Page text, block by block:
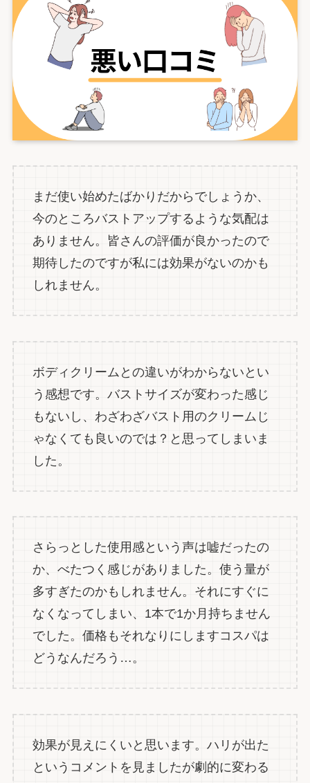
まだ使い始めたばかりだからでしょうか、
今のところバストアップするような気配は
ありません。皆さんの評価が良かったので
期待したのですが私には効果がないのかも
しれません。
ボディクリームとの違いがわからないとい
う感想です。バストサイズが変わった感じ
もないし、わざわざバスト用のクリームじ
ゃなくても良いのでは？と思ってしまいま
した。
さらっとした使用感という声は嘘だったの
か、べたつく感じがありました。使う量が
多すぎたのかもしれません。それにすぐに
なくなってしまい、1本で1か月持ちません
でした。価格もそれなりにしますコスパは
どうなんだろう…。
効果が見えにくいと思います。ハリが出た
というコメントを見ましたが劇的に変わる